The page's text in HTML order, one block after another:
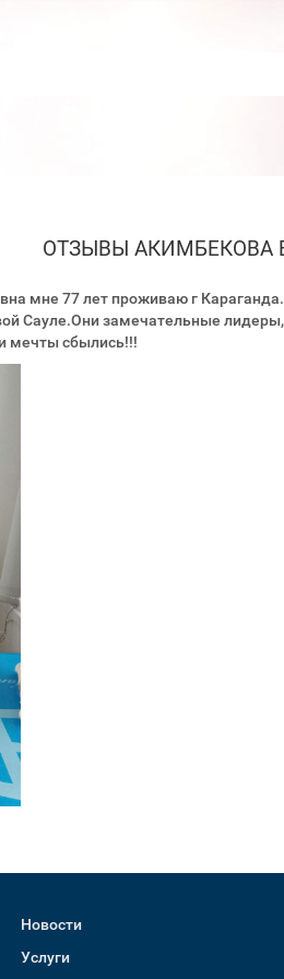
ОТЗЫВЫ АКИМБЕКОВА
мне 77 лет проживаю г
Сауле.Они замечательные
Новости
Услуги